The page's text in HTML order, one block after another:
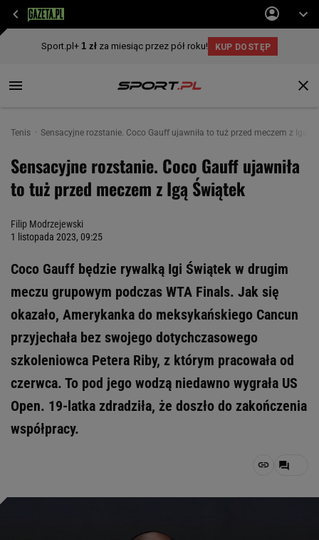
Tenis Sensacyjne rozstanie. Coco Gauff ujawniła to tuż przed meczem z Igą
Sensacyjne rozstanie. Coco Gauff ujawniła
to tuż przed meczem z Igą Świątek
Filip Modrzejewski
1 listopada 2023, 09:25
Coco Gauff będzie rywalką Igi Świątek w drugim
meczu grupowym podczas WTA Finals. Jak się
okazało, Amerykanka do meksykańskiego Cancun
przyjechała bez swojego dotychczasowego
szkoleniowca Petera Riby, z którym pracowała od
czerwca. To pod jego wodzą niedawno wygrała US
Open. 19-latka zdradziła, że doszło do zakończenia
współpracy.